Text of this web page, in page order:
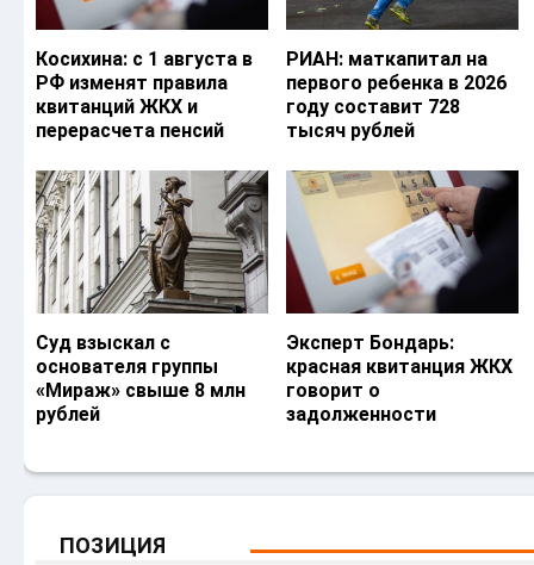
Косихина: с 1 августа в
РФ изменят правила
квитанций ЖКХ и
перерасчета пенсий
РИАН: маткапитал на
первого ребенка в 2026
году составит 728
тысяч рублей
Суд взыскал с
основателя группы
«Мираж» свыше 8 млн
рублей
Эксперт Бондарь:
красная квитанция ЖКХ
говорит о
задолженности
ПОЗИЦИЯ